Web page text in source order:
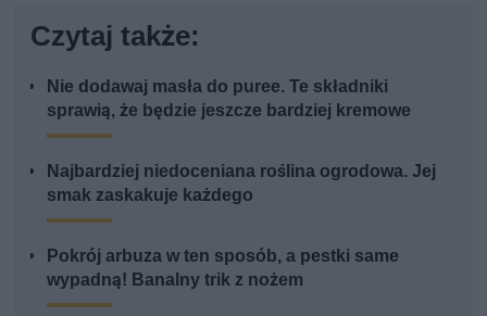
Czytaj także:
Nie dodawaj masła do puree. Te składniki
sprawią, że będzie jeszcze bardziej kremowe
Najbardziej niedoceniana roślina ogrodowa. Jej
smak zaskakuje każdego
Pokrój arbuza w ten sposób, a pestki same
wypadną! Banalny trik z nożem